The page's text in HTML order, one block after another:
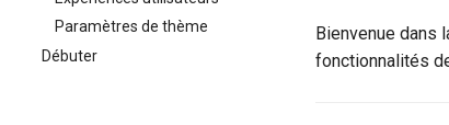
Paramètres de thème
Débuter
Bienvenue dans
fonctionnalités